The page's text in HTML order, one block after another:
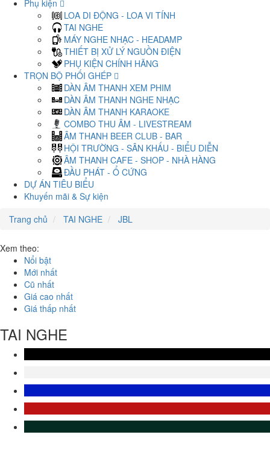
Phụ kiện
LOA DI ĐỘNG - LOA VI TÍNH
TAI NGHE
MÁY NGHE NHẠC - HEADAMP
THIẾT BỊ XỬ LÝ NGUỒN ĐIỆN
PHỤ KIỆN CHÍNH HÃNG
TRỌN BỘ PHỐI GHÉP
DÀN ÂM THANH XEM PHIM
DÀN ÂM THANH NGHE NHẠC
DÀN ÂM THANH KARAOKE
COMBO THU ÂM - LIVESTREAM
ÂM THANH BEER CLUB - BAR
HỘI TRƯỜNG - SÂN KHẤU - BIỂU DIỄN
ÂM THANH CAFE - SHOP - NHÀ HÀNG
ĐẦU PHÁT - Ổ CỨNG
DỰ ÁN TIÊU BIỂU
Khuyến mãi & Sự kiện
Trang chủ
TAI NGHE JBL
Xem theo:
Nổi bật
Mới nhất
Cũ nhất
Giá cao nhất
Giá thấp nhất
TAI NGHE